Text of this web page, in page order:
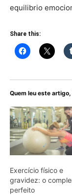
equilibrio
Share this:
Quem leu este
Exercício físico e
gravidez: o
perfeito